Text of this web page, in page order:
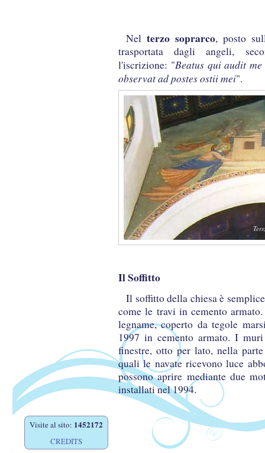
Nel terzo soprarco, posto
trasportata dagli angeli,
l'iscrizione: "Beatus qui audit
observat ad postes ostii mei".
Il Soffitto
Il soffitto della chiesa è
come le travi in cemento
legname, coperto da tegole
1997 in cemento armato. I
finestre, otto per lato, nella
quali le navate ricevono luce
possono aprire mediante due
installati nel 1994.
Visite al sito: 1452172
CREDITS